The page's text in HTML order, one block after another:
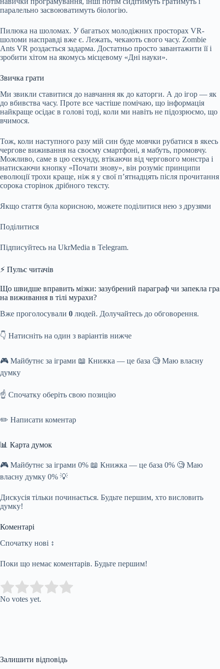
паралельно засвоюватимуть біологію.
Пилюка на шоломах. У багатьох молодіжних просторах VR-
шоломи насправді вже є. Лежать, чекають свого часу. Zombie
Ants VR роздається задарма. Достатньо просто завантажити її і
зробити хітом на якомусь місцевому «Дні науки».
Звичка грати
Ми звикли ставитися до навчання як до каторги. А до ігор — як
до вбивства часу. Проте все частіше помічаю, що інформація
найкраще осідає в голові тоді, коли ми навіть не підозрюємо, що
вчимося.
Тож, коли наступного разу мій син буде мовчки рубатися в якесь
чергове виживання на своєму смартфоні, я мабуть, промовчу.
Можливо, саме в цю секунду, втікаючи від чергового монстра і
натискаючи кнопку «Почати знову», він розуміє принципи
еволюції трохи краще, ніж я у свої п’ятнадцять після прочитання
сорока сторінок дрібного тексту.
Якщо стаття була корисною, можете поділитися нею з друзями
Поділитися
Підписуйтесь на UkrMedia в Telegram.
⚡ Пульс читачів
Що швидше вправить мізки: зазубрений параграф чи запекла гра
на виживання в тілі мурахи?
Вже проголосували 0 людей. Долучайтесь до обговорення.
👇 Натисніть на один з варіантів нижче
🎮 Майбутнє за іграми 📖 Книжка — це база 🧐 Маю власну
думку
☝️ Спочатку оберіть свою позицію
✏️ Написати коментар
📊 Карта думок
🎮 Майбутнє за іграми 0% 📖 Книжка — це база 0% 🧐 Маю
власну думку 0% 💡
Дискусія тільки починається. Будьте першим, хто висловить
думку!
Коментарі
Спочатку нові ↕
Поки що немає коментарів. Будьте першим!
Rate this item:
No votes yet.
Залишити відповідь